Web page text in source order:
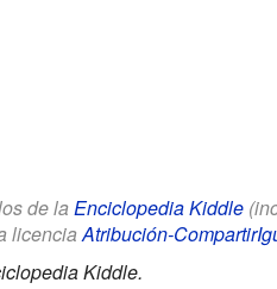
de la Enciclopedia Kiddle
licenciaAtribución-
Kiddle.